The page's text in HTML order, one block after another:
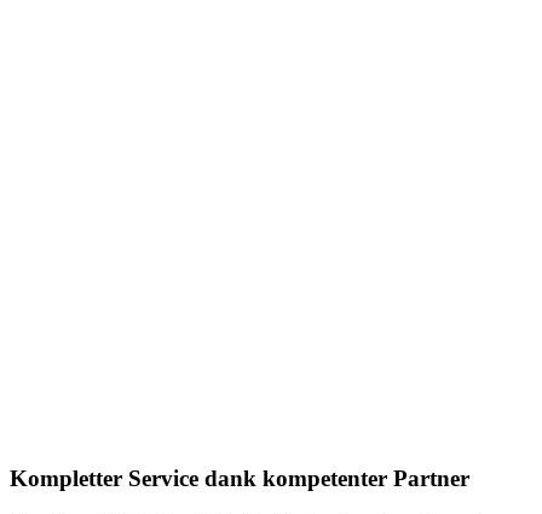
Kompletter Service dank kompetenter Partner